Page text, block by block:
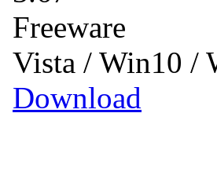
Freeware
Vista / Win10 /
Download